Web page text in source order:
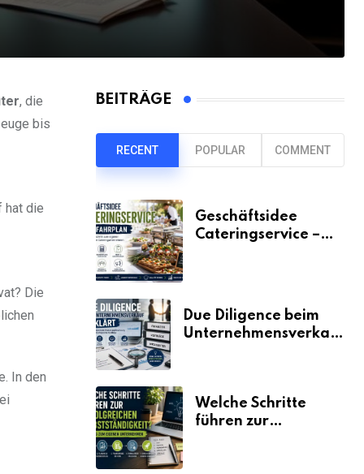
, die
bis
hat die
Die
In den
BEITRÄGE
RECENT POPULAR COMMENT
Geschäftsidee
Cateringservice –
Due Diligence beim
Unternehmensverkauf
Welche Schritte
führen zur